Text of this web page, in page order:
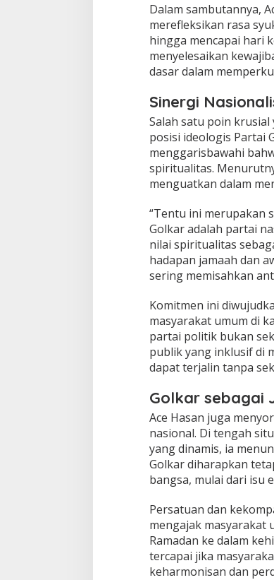
l
k
a
s
e
a
g
a
i
P
e
n
j
g
a
S
a
b
l
i
a
s
d
I
d
u
l
f
i
t
1
4
4
7
H
​Dalam sambutannya,
merefleksikan rasa
hingga mencapai hari
menyelesaikan
dasar dalam
Sinergi
​Salah satu poin krusial
posisi ideologis Partai
menggarisbawahi
spiritualitas.
menguatkan dalam
​“Tentu ini merupakan
Golkar adalah partai
nilai spiritualitas
hadapan jamaah dan
sering memisahkan
​Komitmen ini
masyarakat umum di
partai politik bukan
publik yang inklusif di
dapat terjalin tanpa
Golkar sebagai
​Ace Hasan juga
nasional. Di tengah
yang dinamis, ia
Golkar diharapkan
bangsa, mulai dari isu
​Persatuan dan
mengajak masyarakat
Ramadan ke dalam
tercapai jika
keharmonisan dan